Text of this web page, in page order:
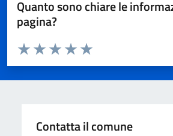
Quanto sono chiare le
pagina?
Valuta da 1 a 5 stelle la pagina
Valuta 5 stelle su 5
Valuta 4 stelle su 5
Valuta 3 stelle su 5
Valuta 2 stelle su 5
Valuta 1 stelle su 5
Contatta il comune